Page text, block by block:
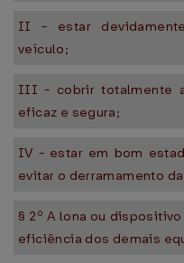
II - estar
veículo;
III - cobrir totalmente
eficaz e segura;
IV - estar em bom
evitar o derramamento
§ 2º A lona ou
eficiência dos demais